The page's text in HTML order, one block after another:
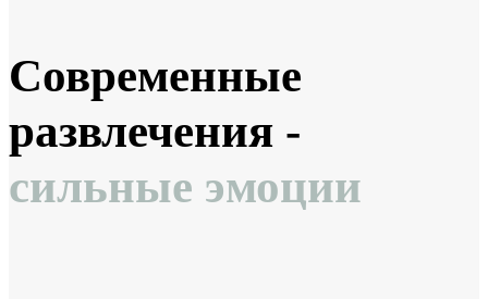
Современные
развлечения -
сильные эмоции